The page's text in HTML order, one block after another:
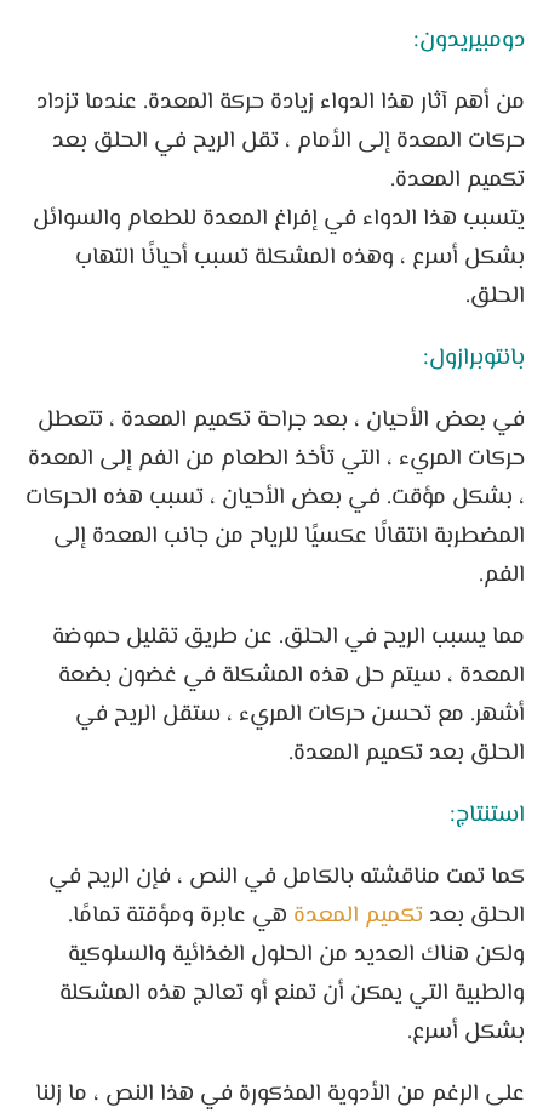
دومبيريدون:
من أهم آثار هذا الدواء زيادة حركة المعدة. عندما تزداد
حركات المعدة إلى الأمام ، تقل الريح في الحلق بعد
تكميم المعدة.
يتسبب هذا الدواء في إفراغ المعدة للطعام والسوائل
بشكل أسرع ، وهذه المشكلة تسبب أحيانًا التهاب
الحلق.
بانتوبرازول:
في بعض الأحيان ، بعد جراحة تكميم المعدة ، تتعطل
حركات المريء ، التي تأخذ الطعام من الفم إلى المعدة
، بشكل مؤقت. في بعض الأحيان ، تسبب هذه الحركات
المضطربة انتقالًا عكسيًا للرياح من جانب المعدة إلى
الفم.
مما يسبب الريح في الحلق. عن طريق تقليل حموضة
المعدة ، سيتم حل هذه المشكلة في غضون بضعة
أشهر. مع تحسن حركات المريء ، ستقل الريح في
الحلق بعد تكميم المعدة.
استنتاج:
كما تمت مناقشته بالكامل في النص ، فإن الريح في
الحلق بعد تكميم المعدة هي عابرة ومؤقتة تمامًا.
ولكن هناك العديد من الحلول الغذائية والسلوكية
والطبية التي يمكن أن تمنع أو تعالج هذه المشكلة
بشكل أسرع.
على الرغم من الأدوية المذكورة في هذا النص ، ما زلنا